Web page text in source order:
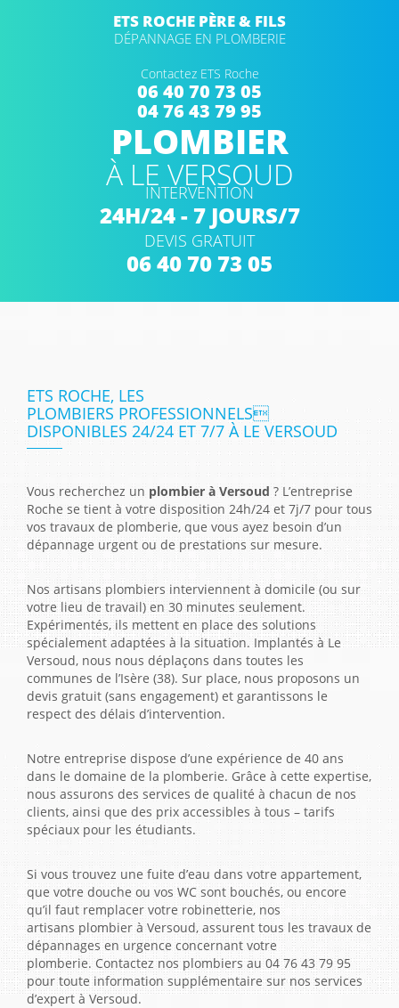
ETS ROCHE PÈRE & FILS
DÉPANNAGE EN PLOMBERIE
Contactez ETS Roche
06 40 70 73 05
04 76 43 79 95
PLOMBIER
À LE VERSOUD
INTERVENTION
24H/24 - 7 JOURS/7
DEVIS GRATUIT
06 40 70 73 05
ETS ROCHE, LES
PLOMBIERS PROFESSIONNELS
DISPONIBLES 24/24 ET 7/7 À LE VERSOUD
Vous recherchez un plombier à Versoud ? L’entreprise
Roche se tient à votre disposition 24h/24 et 7j/7 pour tous
vos travaux de plomberie, que vous ayez besoin d’un
dépannage urgent ou de prestations sur mesure.
Nos artisans plombiers interviennent à domicile (ou sur
votre lieu de travail) en 30 minutes seulement.
Expérimentés, ils mettent en place des solutions
spécialement adaptées à la situation. Implantés à Le
Versoud, nous nous déplaçons dans toutes les
communes de l’Isère (38). Sur place, nous proposons un
devis gratuit (sans engagement) et garantissons le
respect des délais d’intervention.
Notre entreprise dispose d’une expérience de 40 ans
dans le domaine de la plomberie. Grâce à cette expertise,
nous assurons des services de qualité à chacun de nos
clients, ainsi que des prix accessibles à tous – tarifs
spéciaux pour les étudiants.
Si vous trouvez une fuite d’eau dans votre appartement,
que votre douche ou vos WC sont bouchés, ou encore
qu’il faut remplacer votre robinetterie, nos
artisans plombier à Versoud, assurent tous les travaux de
dépannages en urgence concernant votre
plomberie. Contactez nos plombiers au 04 76 43 79 95
pour toute information supplémentaire sur nos services
d’expert à Versoud.